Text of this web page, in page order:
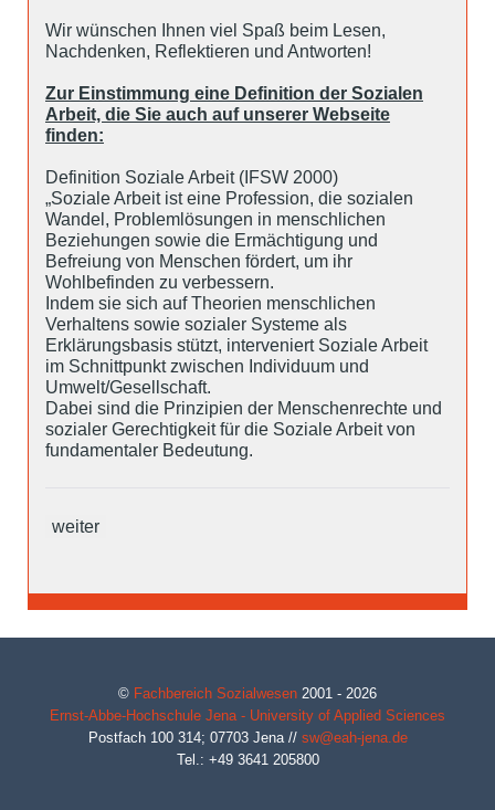
Wir wünschen Ihnen viel Spaß beim Lesen,
Nachdenken, Reflektieren und Antworten!
Zur Einstimmung eine Definition der Sozialen
Arbeit, die Sie auch auf unserer Webseite
finden:
Definition Soziale Arbeit (IFSW 2000)
„Soziale Arbeit ist eine Profession, die sozialen
Wandel, Problemlösungen in menschlichen
Beziehungen sowie die Ermächtigung und
Befreiung von Menschen fördert, um ihr
Wohlbefinden zu verbessern.
Indem sie sich auf Theorien menschlichen
Verhaltens sowie sozialer Systeme als
Erklärungsbasis stützt, interveniert Soziale Arbeit
im Schnittpunkt zwischen Individuum und
Umwelt/Gesellschaft.
Dabei sind die Prinzipien der Menschenrechte und
sozialer Gerechtigkeit für die Soziale Arbeit von
fundamentaler Bedeutung.
weiter
© Fachbereich Sozialwesen 2001 - 2026
Ernst-Abbe-Hochschule Jena - University of Applied Sciences
Postfach 100 314; 07703 Jena// sw@eah-jena.de
Tel.: +49 3641 205800